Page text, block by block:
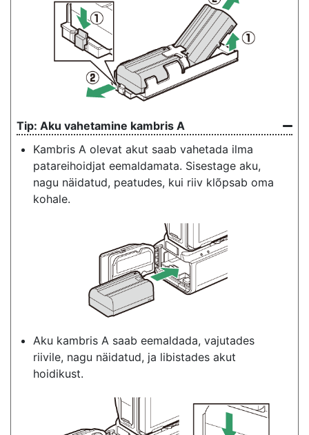
Aku vahetamine kambris A
Kambris A olevat akut saab vahetada ilma
patareihoidjat eemaldamata. Sisestage aku,
nagu näidatud, peatudes, kui riiv klõpsab oma
kohale.
Aku kambris A saab eemaldada, vajutades
riivile, nagu näidatud, ja libistades akut
hoidikust.